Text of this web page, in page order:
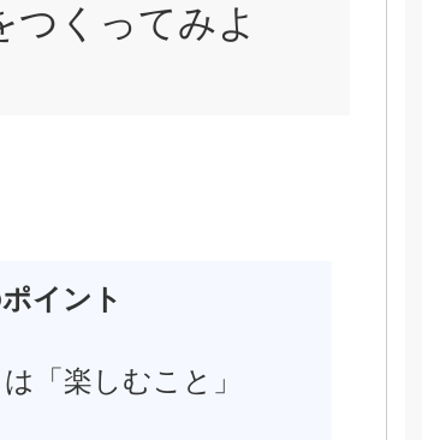
つくってみよ
イント
「楽しむこと」